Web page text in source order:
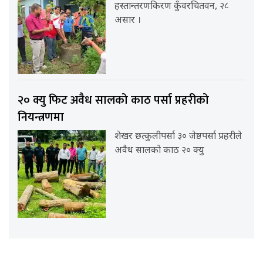
हस्तान्तरणकिरण कुँवरचितवन, २८
असार ।
२० क्यु फिट अवैध सालको काठ पर्सा प्रहरीको
नियन्त्रणमा
शेखर छत्कुलीपर्सा ३० जेष्ठपर्सा प्रहरीले
अवैध सालको काठ २० क्यु